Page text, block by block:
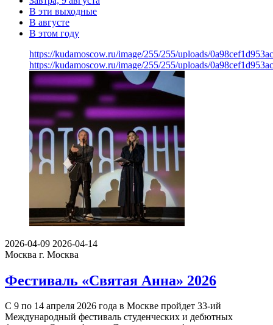
В эти выходные
В августе
В этом году
https://kudamoscow.ru/image/255/255/uploads/
https://kudamoscow.ru/image/255/255/uploads/
2026-04-09 2026-04-14
Москва г. Москва
Фестиваль «Святая Анна» 2026
С 9 по 14 апреля 2026 года в Москве пройдет 33-ий
Международный фестиваль студенческих и дебютных